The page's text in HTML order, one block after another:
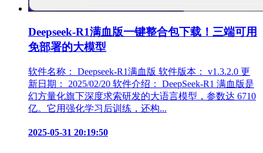
Deepseek-R1满血版一键整合包下载！三端可用
免部署的大模型
软件名称： Deepseek-R1满血版 软件版本： v1.3.2.0 更
新日期： 2025/02/20 软件介绍： DeepSeek-R1 满血版是
幻方量化旗下深度求索研发的大语言模型，参数达 6710
亿。它用强化学习后训练，还构...
2025-05-31 20:19:50